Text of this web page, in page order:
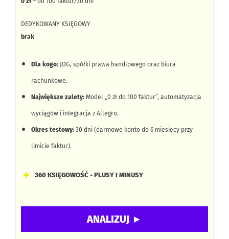
DEDYKOWANY KSIĘGOWY
brak
Dla kogo: JDG, spółki prawa handlowego oraz biura
rachunkowe.
Największe zalety: Model „0 zł do 100 faktur”, automatyzacja
wyciągów i integracja z Allegro.
Okres testowy: 30 dni (darmowe konto do 6 miesięcy przy
limicie faktur).
360 KSIĘGOWOŚĆ - PLUSY I MINUSY
darmowego konta do 6 miesięcy.
Automatyzacja wyciągów bankowych oraz integracja z